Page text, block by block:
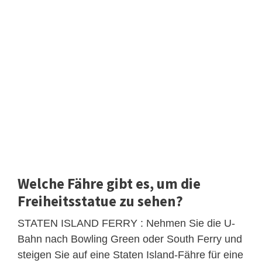
Welche Fähre gibt es, um die
Freiheitsstatue zu sehen?
STATEN ISLAND FERRY : Nehmen Sie die U-
Bahn nach Bowling Green oder South Ferry und
steigen Sie auf eine Staten Island-Fähre für eine